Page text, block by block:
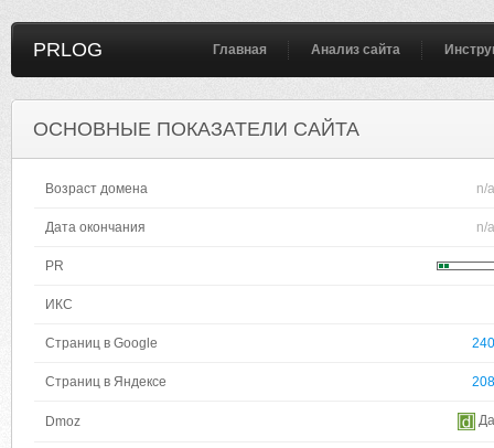
PRLOG Главная Анализ сайта
ОСНОВНЫЕ ПОКАЗАТЕЛИ САЙТА
Возраст домена n/a
Дата окончания n/a
PR
ИКС
Страниц в Google 240
Страниц в Яндексе 208
Dmoz Да